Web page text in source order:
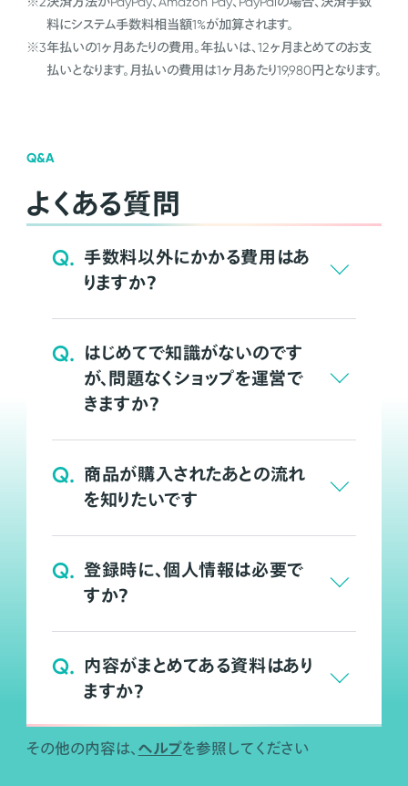
料にシステム手数料相当額1%が加算されます。
※3年払いの1ヶ月あたりの費用。年払いは、12ヶ月まとめてのお支
払いとなります。月払いの費用は1ヶ月あたり19,980円となります。
Q&A
よくある質問
Q. 手数料以外にかかる費用はあ
りますか？
Q. はじめてで知識がないのです
が、問題なくショップを運営で
きますか？
Q. 商品が購入されたあとの流れ
を知りたいです
Q. 登録時に、個人情報は必要で
すか？
Q. 内容がまとめてある資料はあり
ますか？
その他の内容は、 ヘルプを参照してください